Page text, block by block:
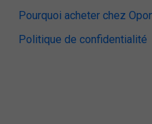
Pourquoi acheter chez
Politique de confidentialité